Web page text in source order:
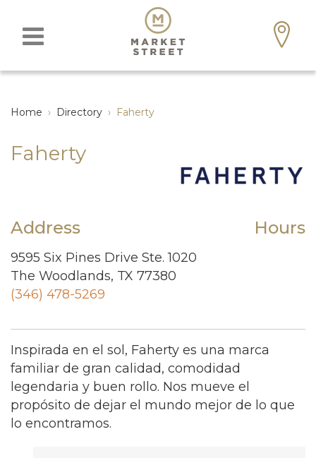
Home › Directory › Faherty
Faherty
Address
9595 Six Pines Drive Ste. 1020
The Woodlands, TX 77380
(346) 478-5269
Hours
Inspirada en el sol, Faherty es una marca
familiar de gran calidad, comodidad
legendaria y buen rollo. Nos mueve el
propósito de dejar el mundo mejor de lo que
lo encontramos.